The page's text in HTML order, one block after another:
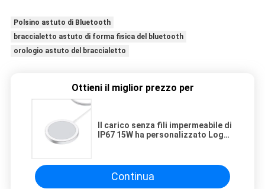
Polsino astuto di Bluetooth
braccialetto astuto di forma fisica del bluetooth
orologio astuto del braccialetto
Ottieni il miglior prezzo per
Il carico senza fili impermeabile di
IP67 15W ha personalizzato Logo
Continua